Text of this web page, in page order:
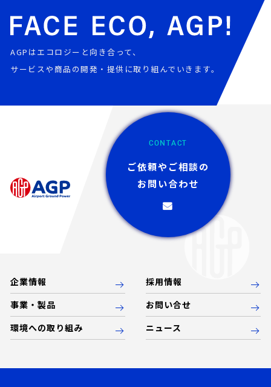
AGPはエコロジーと向き合って、
サービスや商品の開発・提供に取り組んでいきます。
CONTACT
ご依頼やご相談の
お問い合わせ
企業情報
事業・製品
環境への取り組み
ニュース
採用情報
お問い合せ